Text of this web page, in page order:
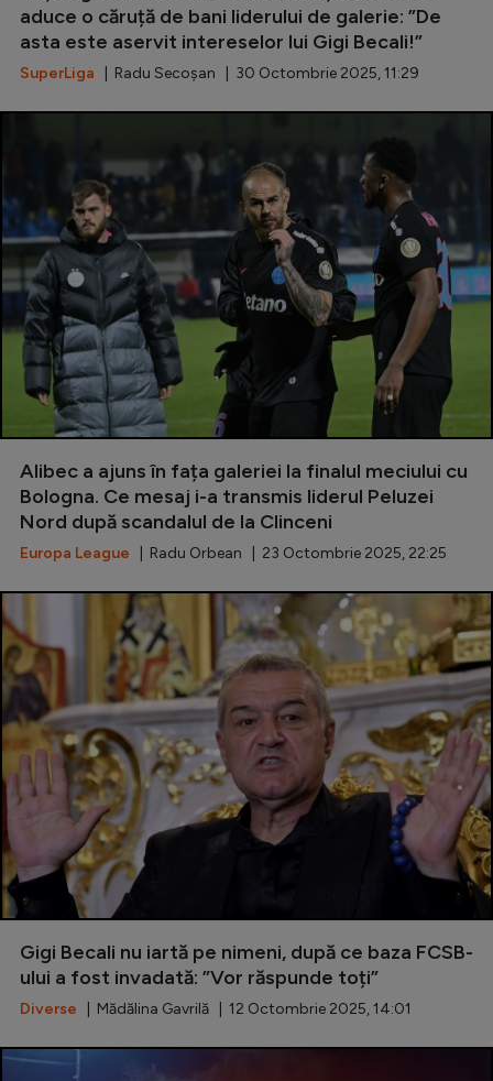
Intră în cont
Creează cont
aduce o căruță de bani liderului de galerie: ”De
asta este aservit intereselor lui Gigi Becali!”
SuperLiga | Radu Secoșan | 30 Octombrie 2025, 11:29
Alibec a ajuns în fața galeriei la finalul meciului cu
Bologna. Ce mesaj i-a transmis liderul Peluzei
Nord după scandalul de la Clinceni
Europa League | Radu Orbean | 23 Octombrie 2025, 22:25
Gigi Becali nu iartă pe nimeni, după ce baza FCSB-
ului a fost invadată: ”Vor răspunde toți”
Diverse | Mădălina Gavrilă | 12 Octombrie 2025, 14:01